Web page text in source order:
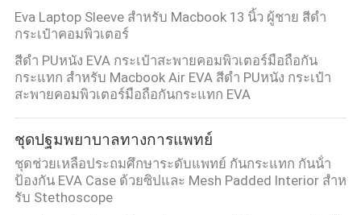
Eva Laptop Sleeve สําหรับ Macbook 13 นิ้ว ผู้ชาย สีดํา
กระเป๋าคอมพิวเตอร์
สีดํา PUหนัง EVA กระเป๋าสะพายคอมพิวเตอร์มือถือกัน
กระแทก สําหรับ Macbook Air EVA สีดํา PUหนัง กระเป๋า
สะพายคอมพิวเตอร์มือถือกันกระแทก EVA
ชุดปฐมพยาบาลทางการแพทย์
ชุดช่วยเหลือประถมศึกษาระดับแพทย์ กันกระแทก กันน้ํา
ป้องกัน EVA Case ด้วยซิปและ Mesh Padded Interior สําห
รับ Stethoscope